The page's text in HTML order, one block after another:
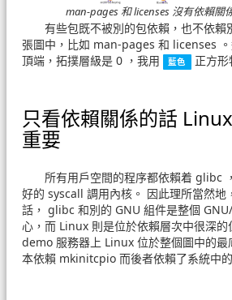
man-pages 和 licenses 沒有依賴關
有些包既不被別的包依賴，也不依賴
張圖中，比如 man-pages 和 licenses
頂端，拓撲層級是 0 ，我用
藍色 正方形
只看依賴關係的話
重要
所有用戶空間的程序都依賴着 glibc
好的 syscall 調用內核。 因此理所當然地
話， glibc 和別的 GNU 組件是整個
心，而 Linux 則是位於依賴層次中很深的
demo 服務器上 Linux 位於整個圖中的最
本依賴 mkinitcpio 而後者依賴了系統中的